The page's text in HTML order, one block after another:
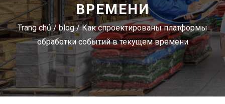
ВРЕМЕНИ
Trang chủ/blog/Как спроектированы платформы
обработки событий в текущем времени